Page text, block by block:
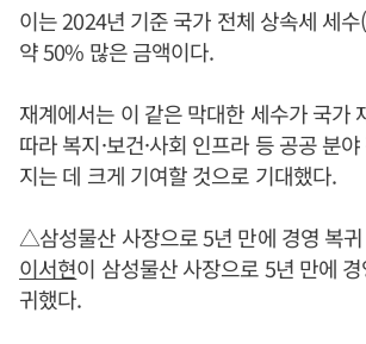
이는 2024년 기준 국가 전체 상속세 세
약 50% 많은 금액이다.
재계에서는 이 같은 막대한 세수가 국가
따라 복지·보건·사회 인프라 등 공공 분
지는 데 크게 기여할 것으로 기대했다.
△삼성물산 사장으로 5년 만에 경영 복귀
이서현이 삼성물산 사장으로 5년 만에
귀했다.